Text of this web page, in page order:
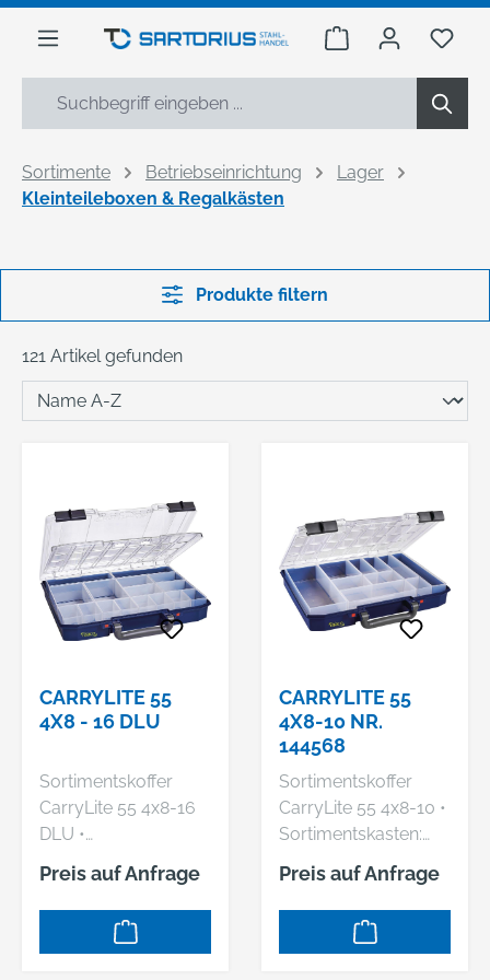
springen
Warenkorb Du
Sortimente Betriebseinrichtung
Lager
Kleinteileboxen & Regalkästen
Produkte filtern
121 Artikel gefunden
CARRYLITE 55
4X8 - 16 DLU
Sortimentskoffer
CarryLite 55 4x8-16
DLU •
Sortimentskasten:
aus schlagfestem
Polypropylen (PP),
säuren- und
Preis auf Anfrage
CARRYLITE 55
4X8-10 NR.
144568
Sortimentskoffer
CarryLite 55 4x8-10 •
Sortimentskasten:
aus schlagfestem
Polypropylen (PP),
säuren- und
basenresistent • Mit
Preis auf Anfrage